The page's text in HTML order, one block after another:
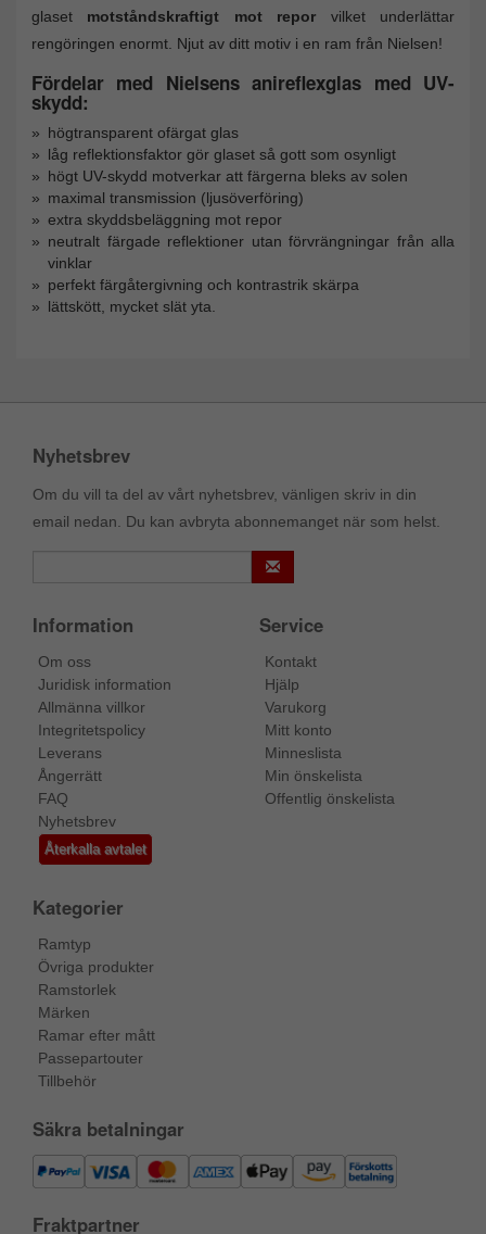
glaset motståndskraftigt mot repor vilket underlättar
rengöringen enormt. Njut av ditt motiv i en ram från Nielsen!
Fördelar med Nielsens anireflexglas med UV-
skydd:
högtransparent ofärgat glas
låg reflektionsfaktor gör glaset så gott som osynligt
högt UV-skydd motverkar att färgerna bleks av solen
maximal transmission (ljusöverföring)
extra skyddsbeläggning mot repor
neutralt färgade reflektioner utan förvrängningar från alla
vinklar
perfekt färgåtergivning och kontrastrik skärpa
lättskött, mycket slät yta.
Nyhetsbrev
Om du vill ta del av vårt nyhetsbrev, vänligen skriv in din
email nedan. Du kan avbryta abonnemanget när som helst.
Information
Om oss
Juridisk information
Allmänna villkor
Integritetspolicy
Leverans
Ångerrätt
FAQ
Nyhetsbrev
Återkalla avtalet
Service
Kontakt
Hjälp
Varukorg
Mitt konto
Minneslista
Min önskelista
Offentlig önskelista
Kategorier
Ramtyp
Övriga produkter
Ramstorlek
Märken
Ramar efter mått
Passepartouter
Tillbehör
Säkra betalningar
Fraktpartner